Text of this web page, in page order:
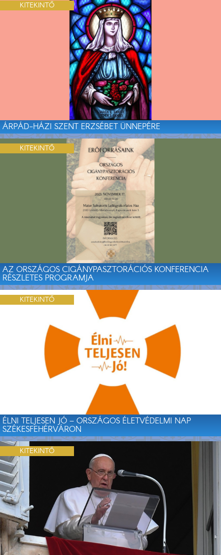
ÁRPÁD-HÁZI SZENT ERZSÉBET ÜNNEPÉRE
KITEKINTŐ
AZ ORSZÁGOS CIGÁNYPASZTORÁCIÓS KONFERENCIA
RÉSZLETES PROGRAMJA
KITEKINTŐ
ÉLNI TELJESEN JÓ – ORSZÁGOS ÉLETVÉDELMI NAP
SZÉKESFEHÉRVÁRON
KITEKINTŐ
KITEKINTŐ